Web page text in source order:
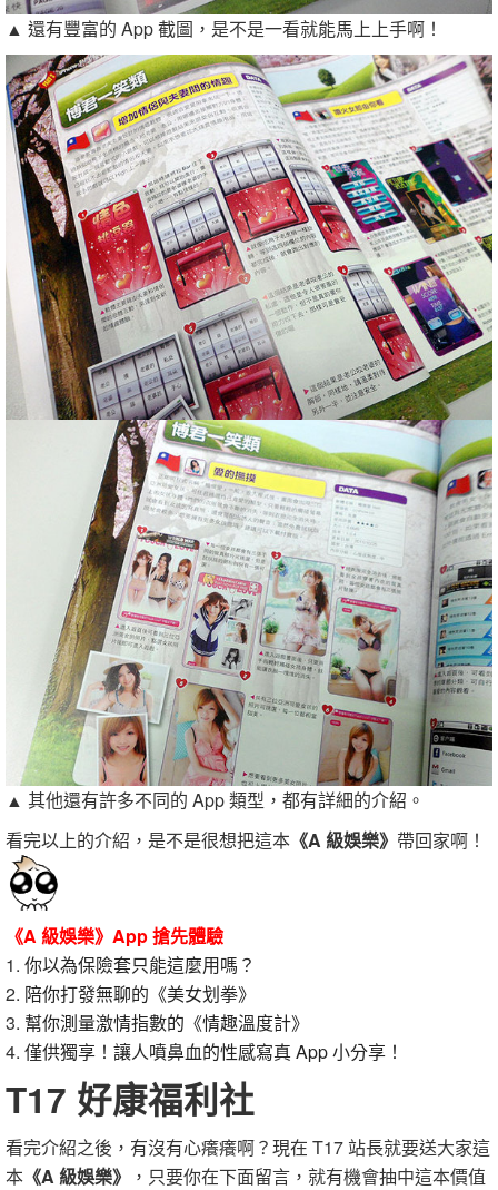
▲ 還有豐富的 App 截圖，是不是一看就能馬上上手啊！
▲ 其他還有許多不同的 App 類型，都有詳細的介紹。
看完以上的介紹，是不是很想把這本 《A 級娛樂》 帶回家啊！
《A 級娛樂》App 搶先體驗
1. 你以為保險套只能這麼用嗎？
2. 陪你打發無聊的《美女划拳》
3. 幫你測量激情指數的《情趣溫度計》
4. 僅供獨享！讓人噴鼻血的性感寫真 App 小分享！
T17 好康福利社
看完介紹之後，有沒有心癢癢啊？現在 T17 站長就要送大家這
本 《A 級娛樂》
，只要你在下面留言，就有機會抽中這本價值